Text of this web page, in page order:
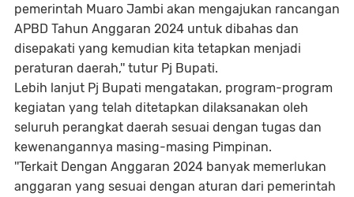
pemerintah Muaro Jambi akan mengajukan rancangan
APBD Tahun Anggaran 2024 untuk dibahas dan
disepakati yang kemudian kita tetapkan menjadi
peraturan daerah,'' tutur Pj Bupati.
Lebih lanjut Pj Bupati mengatakan, program-program
kegiatan yang telah ditetapkan dilaksanakan oleh
seluruh perangkat daerah sesuai dengan tugas dan
kewenangannya masing-masing Pimpinan.
''Terkait Dengan Anggaran 2024 banyak memerlukan
anggaran yang sesuai dengan aturan dari pemerintah